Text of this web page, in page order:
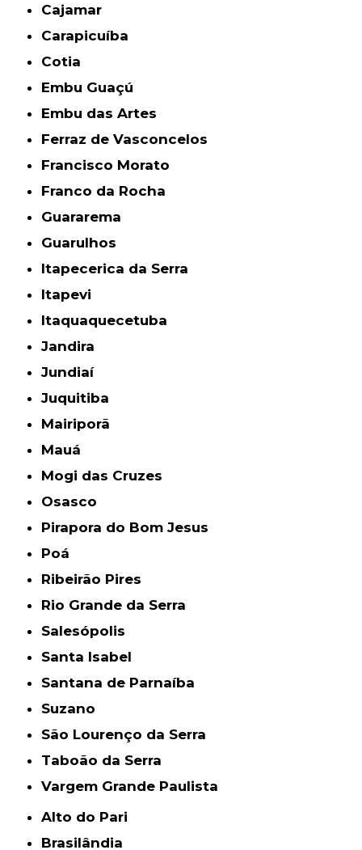
Cajamar
Carapicuíba
Cotia
Embu Guaçú
Embu das Artes
Ferraz de Vasconcelos
Francisco Morato
Franco da Rocha
Guararema
Guarulhos
Itapecerica da Serra
Itapevi
Itaquaquecetuba
Jandira
Jundiaí
Juquitiba
Mairiporã
Mauá
Mogi das Cruzes
Osasco
Pirapora do Bom Jesus
Poá
Ribeirão Pires
Rio Grande da Serra
Salesópolis
Santa Isabel
Santana de Parnaíba
Suzano
São Lourenço da Serra
Taboão da Serra
Vargem Grande Paulista
Alto do Pari
Brasilândia